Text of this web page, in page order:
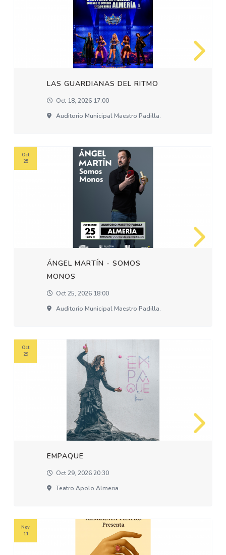
LAS GUARDIANAS DEL RITMO
Oct 18, 2026 17:00
Auditorio Municipal Maestro Padilla.
ÁNGEL MARTÍN - SOMOS
MONOS
Oct 25, 2026 18:00
Auditorio Municipal Maestro Padilla.
Oct
25
EMPAQUE
Oct 29, 2026 20:30
Teatro Apolo Almeria
Oct
29
Nov
11